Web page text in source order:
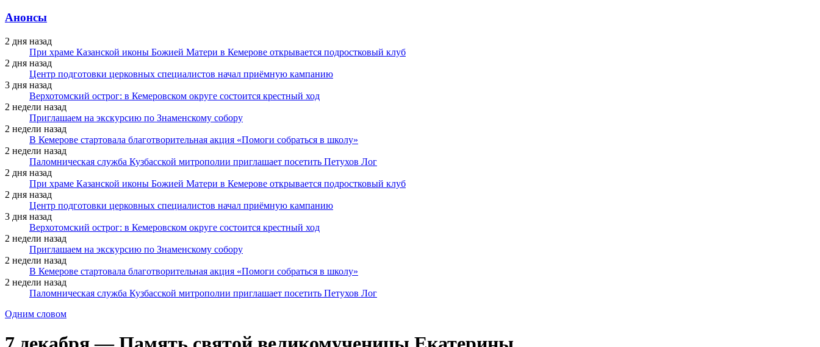
Анонсы
2 дня назад
При храме Казанской иконы Божией Матери в Кемерове открывается подростковый клуб
2 дня назад
Центр подготовки церковных специалистов начал приёмную кампанию
3 дня назад
Верхотомский острог: в Кемеровском округе состоится крестный ход
2 недели назад
Приглашаем на экскурсию по Знаменскому собору
2 недели назад
В Кемерове стартовала благотворительная акция «Помоги собраться в школу»
2 недели назад
Паломническая служба Кузбасской митрополии приглашает посетить Петухов Лог
2 дня назад
При храме Казанской иконы Божией Матери в Кемерове открывается подростковый клуб
2 дня назад
Центр подготовки церковных специалистов начал приёмную кампанию
3 дня назад
Верхотомский острог: в Кемеровском округе состоится крестный ход
2 недели назад
Приглашаем на экскурсию по Знаменскому собору
2 недели назад
В Кемерове стартовала благотворительная акция «Помоги собраться в школу»
2 недели назад
Паломническая служба Кузбасской митрополии приглашает посетить Петухов Лог
Одним словом